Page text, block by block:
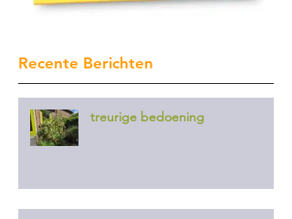
Recente Berichten
treurige bedoening